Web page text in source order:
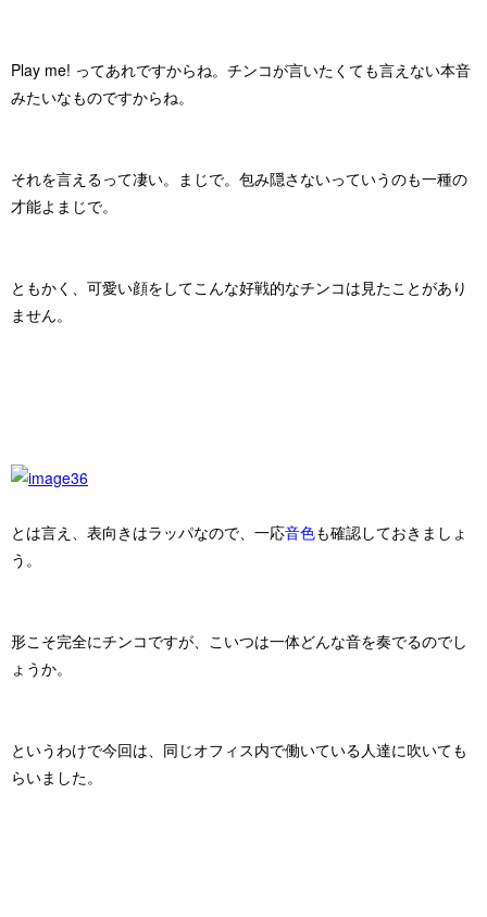
Play me! ってあれですからね。チンコが言いたくても言えない本音
みたいなものですからね。
それを言えるって凄い。まじで。包み隠さないっていうのも一種の
才能よまじで。
ともかく、可愛い顔をしてこんな好戦的なチンコは見たことがあり
ません。
とは言え、表向きはラッパなので、一応音色も確認しておきましょ
う。
形こそ完全にチンコですが、こいつは一体どんな音を奏でるのでし
ょうか。
というわけで今回は、同じオフィス内で働いている人達に吹いても
らいました。